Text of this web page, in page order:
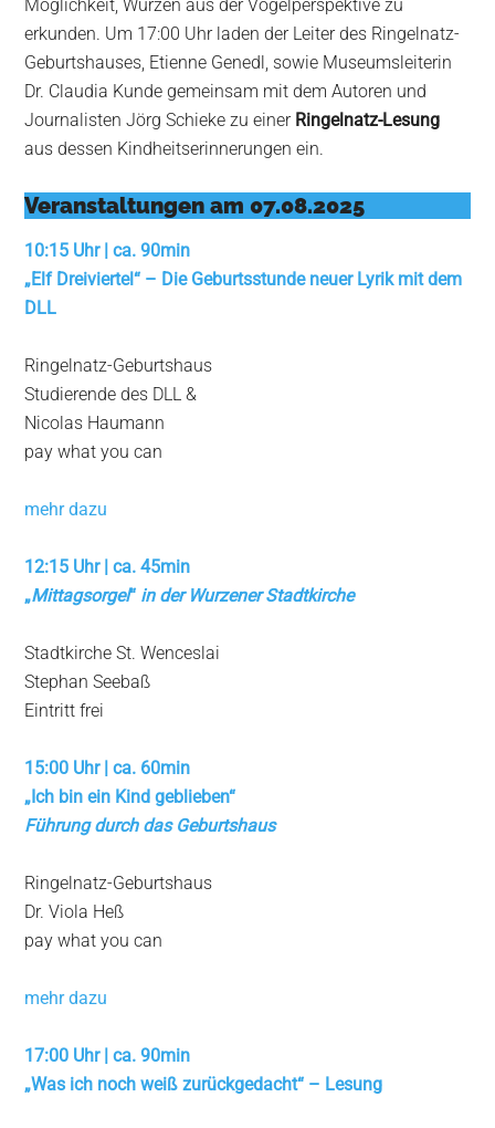
Möglichkeit, Wurzen aus der Vogelperspektive zu
erkunden. Um 17:00 Uhr laden der Leiter des Ringelnatz-
Geburtshauses, Etienne Genedl, sowie Museumsleiterin
Dr. Claudia Kunde gemeinsam mit dem Autoren und
Journalisten Jörg Schieke zu einer Ringelnatz-Lesung
aus dessen Kindheitserinnerungen ein.
Veranstaltungen am 07.08.2025
10:15 Uhr | ca. 90min
„Elf Dreiviertel“ – Die Geburtsstunde neuer Lyrik mit dem
DLL
Ringelnatz-Geburtshaus
Studierende des DLL &
Nicolas Haumann
pay what you can
mehr dazu
12:15 Uhr | ca. 45min
„Mittagsorgel“ in der Wurzener Stadtkirche
Stadtkirche St. Wenceslai
Stephan Seebaß
Eintritt frei
15:00 Uhr | ca. 60min
„Ich bin ein Kind geblieben“
Führung durch das Geburtshaus
Ringelnatz-Geburtshaus
Dr. Viola Heß
pay what you can
mehr dazu
17:00 Uhr | ca. 90min
„Was ich noch weiß zurückgedacht“ – Lesung